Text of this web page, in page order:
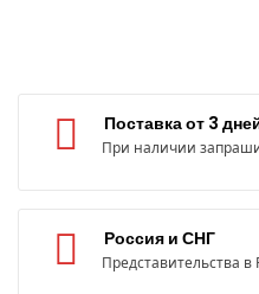
Поставка от 3
При наличии
Россия и СНГ
Представительства